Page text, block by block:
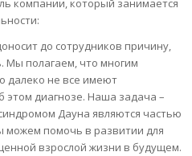
компании, который занимается
до сотрудников причину,
Мы полагаем, что многим
далеко не все имеют
этом диагнозе. Наша задача –
Дауна являются частью
помочь в развитии для
взрослой жизни в будущем.